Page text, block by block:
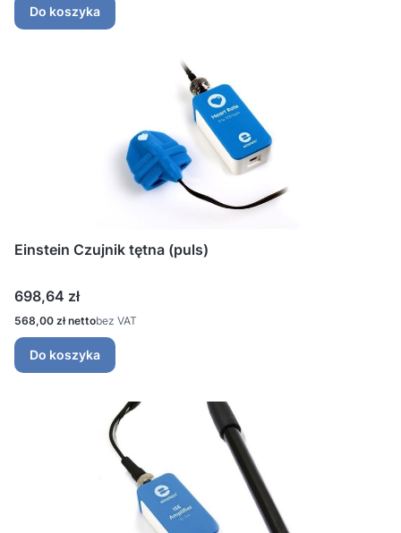
Do koszyka
Einstein Czujnik tętna (puls)
Cena
698,64 zł
Cena
568,00 zł bez VAT
Do koszyka